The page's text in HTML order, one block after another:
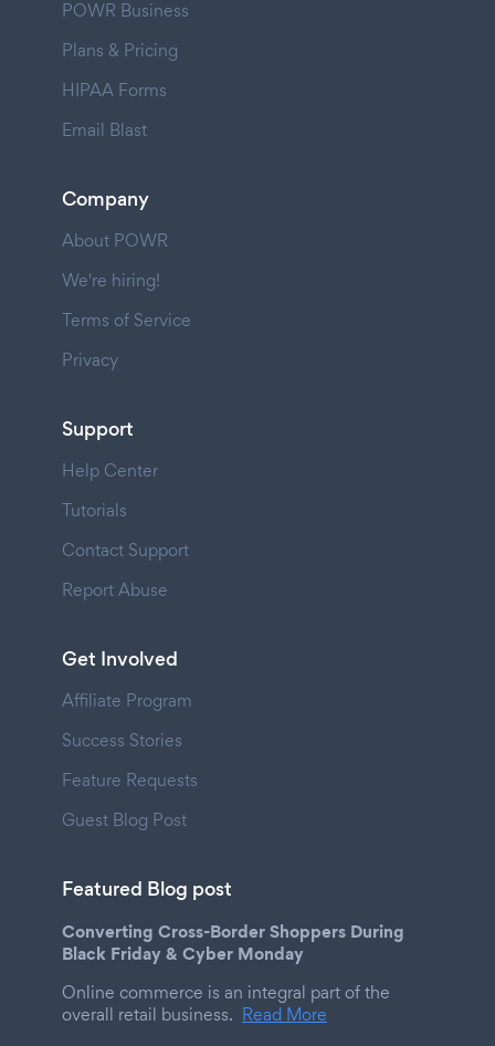
POWR Business
Plans & Pricing
HIPAA Forms
Email Blast
Company
About POWR
We're hiring!
Terms of Service
Privacy
Support
Help Center
Tutorials
Contact Support
Report Abuse
Get Involved
Affiliate Program
Success Stories
Feature Requests
Guest Blog Post
Featured Blog post
Converting Cross-Border Shoppers During
Black Friday & Cyber Monday
Online commerce is an integral part of the
overall retail business. Read More